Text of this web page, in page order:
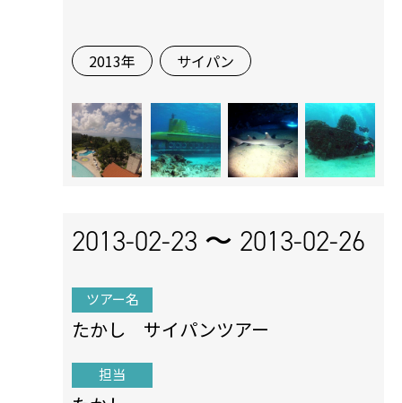
2013年 サイパン
2013-02-23 〜 2013-02-26
ツアー名
たかし サイパンツアー
担当